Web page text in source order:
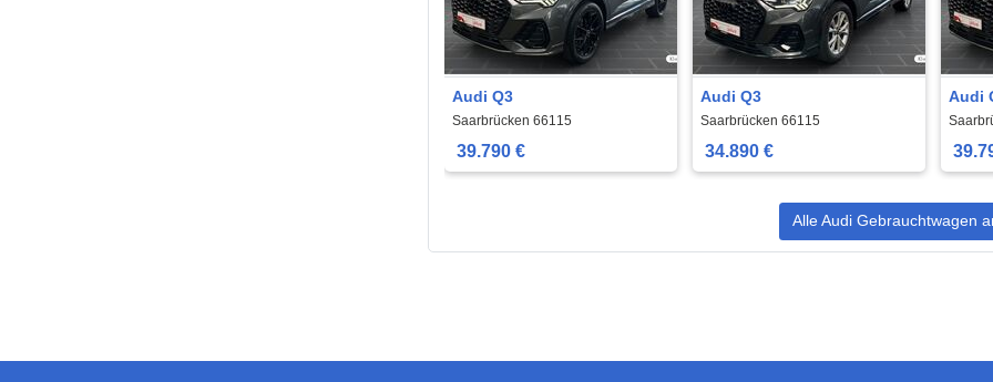
Audi Q3
Saarbrücken 66115
39.790 €
Audi Q3
Saarbrücken 66115
34.890 €
Audi
Alle Audi Gebrauchtwagen